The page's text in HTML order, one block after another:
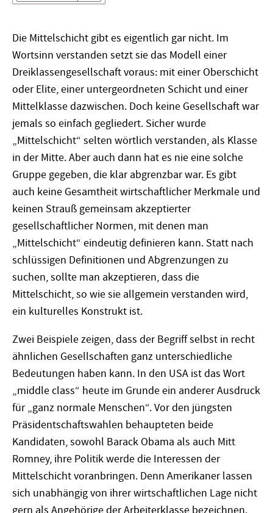
Die Mittelschicht gibt es eigentlich gar nicht. Im
Wortsinn verstanden setzt sie das Modell einer
Dreiklassengesellschaft voraus: mit einer Oberschicht
oder Elite, einer untergeordneten Schicht und einer
Mittelklasse dazwischen. Doch keine Gesellschaft war
jemals so einfach gegliedert. Sicher wurde
„Mittelschicht“ selten wörtlich verstanden, als Klasse
in der Mitte. Aber auch dann hat es nie eine solche
Gruppe gegeben, die klar abgrenzbar war. Es gibt
auch keine Gesamtheit wirtschaftlicher Merkmale und
keinen Strauß gemeinsam akzeptierter
gesellschaftlicher Normen, mit denen man
„Mittelschicht“ eindeutig definieren kann. Statt nach
schlüssigen Definitionen und Abgrenzungen zu
suchen, sollte man akzeptieren, dass die
Mittelschicht, so wie sie allgemein verstanden wird,
ein kulturelles Konstrukt ist.
Zwei Beispiele zeigen, dass der Begriff selbst in recht
ähnlichen Gesellschaften ganz unterschiedliche
Bedeutungen haben kann. In den USA ist das Wort
„middle class“ heute im Grunde ein anderer Ausdruck
für „ganz normale Menschen“. Vor den jüngsten
Präsidentschaftswahlen behaupteten beide
Kandidaten, sowohl Barack Obama als auch Mitt
Romney, ihre Politik werde die Interessen der
Mittelschicht voranbringen. Denn Amerikaner lassen
sich unabhängig von ihrer wirtschaftlichen Lage nicht
gern als Angehörige der Arbeiterklasse bezeichnen.